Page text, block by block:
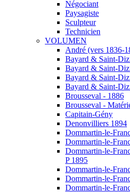
Négociant
Paysagiste
Sculpteur
Technicien
VOLUMEN
André (vers 1836-
Bayard & Saint-
Bayard & Saint-
Bayard & Saint-
Bayard & Saint-
Brousseval - 1886
Brousseval -
Capitain-Gény
Denonvilliers 1894
Dommartin-le-
Dommartin-le-
Dommartin-le-
P 1895
Dommartin-le-
Dommartin-le-
Dommartin-le-